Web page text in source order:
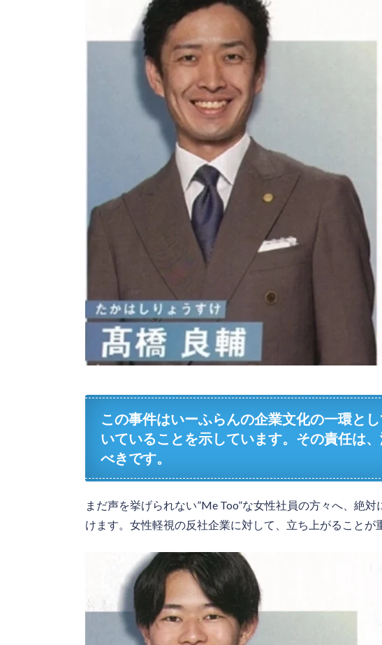
この事件はいーふらんの企業文化の一環と
いていることを示しています。その責任は
べきです。
まだ声を挙げられない”Me Too”な女性社員の方々へ、絶
けます。女性軽視の反社企業に対して、立ち上がることが